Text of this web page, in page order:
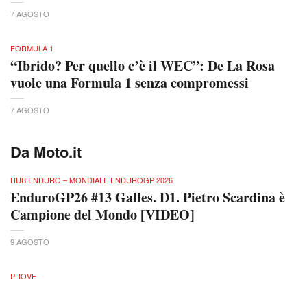
7 AGOSTO
FORMULA 1
“Ibrido? Per quello c’è il WEC”: De La Rosa
vuole una Formula 1 senza compromessi
7 AGOSTO
Da Moto.it
HUB ENDURO – MONDIALE ENDUROGP 2026
EnduroGP26 #13 Galles. D1. Pietro Scardina è
Campione del Mondo [VIDEO]
9 AGOSTO
PROVE